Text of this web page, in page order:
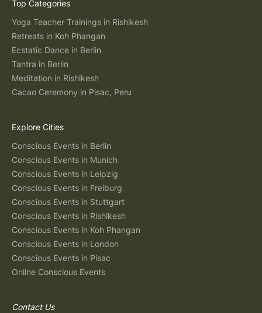
Top Categories
Yoga Teacher Trainings in Rishikesh
Retreats in Koh Phangan
Ecstatic Dance in Berlin
Tantra in Berlin
Meditation in Rishikesh
Cacao Ceremony in Pisac, Peru
Explore Cities
Conscious Events in Berlin
Conscious Events in Munich
Conscious Events in Leipzig
Conscious Events in Freiburg
Conscious Events in Stuttgart
Conscious Events in Rishikesh
Conscious Events in Koh Phangan
Conscious Events in London
Conscious Events in Pisac
Online Conscious Events
Contact Us